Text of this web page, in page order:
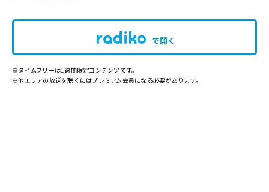
で開く
※タイムフリーは1週間限定コンテンツです。
※他エリアの放送を聴くにはプレミアム会員になる必要があります。